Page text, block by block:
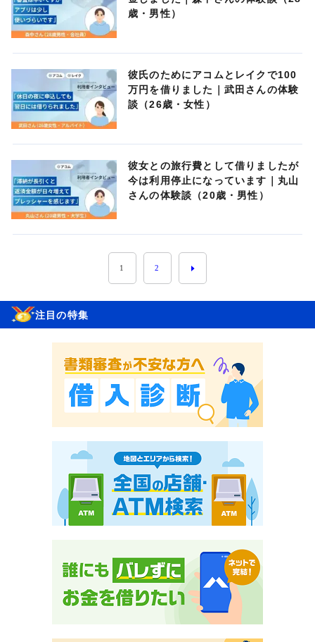
歳・男性）
彼氏のためにアコムとレイクで100
万円を借りました｜武田さんの体験
談（26歳・女性）
彼女との旅行費として借りましたが
今は利用停止になっています｜丸山
さんの体験談（20歳・男性）
1 2
注目の特集